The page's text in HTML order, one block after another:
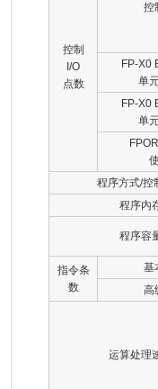
控制
I/O
点数
控
FP-X0
单
FP-X0
单
程序方式/控
程序内
程序容
指令条
数
基
高
运算处理